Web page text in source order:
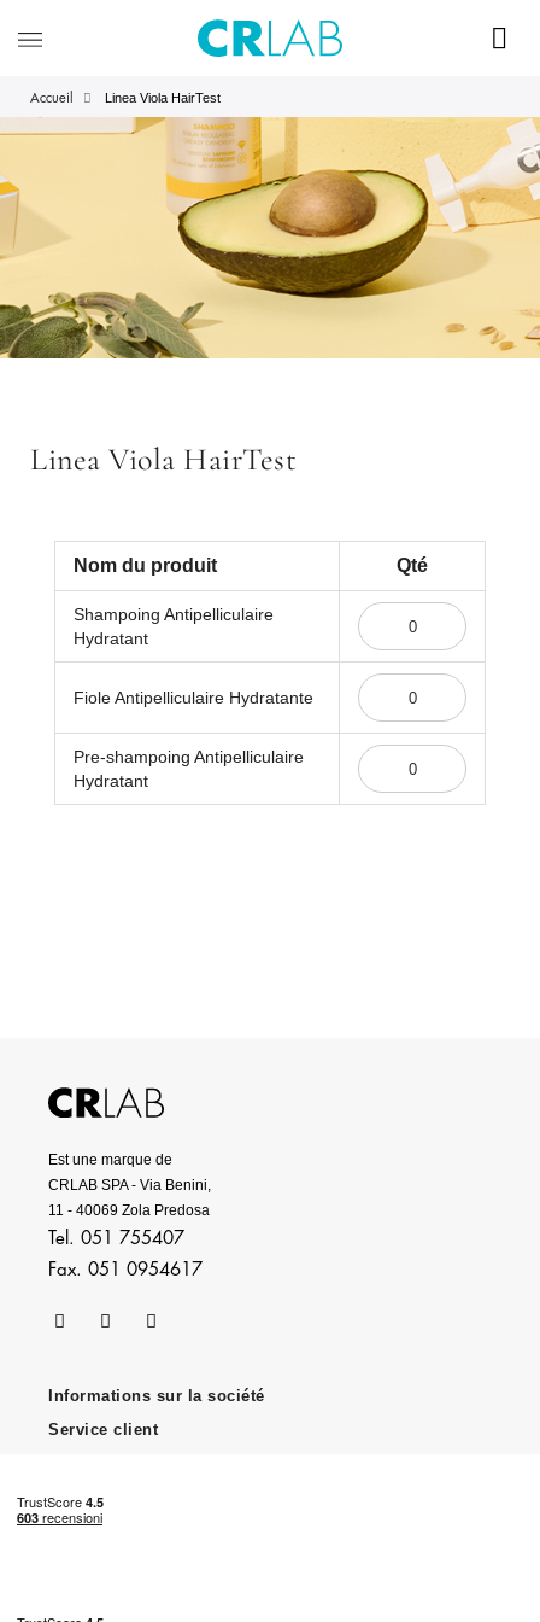
Accueil Linea Viola HairTest
Linea Viola HairTest
Articles
produit
groupé
Nom du produit Qté
Shampoing Antipelliculaire
Hydratant
Fiole Antipelliculaire Hydratante
Pre-shampoing Antipelliculaire
Hydratant
Est une marque de
CRLAB SPA - Via Benini,
11 - 40069 Zola Predosa
Tel. 051 755407
Fax. 051 0954617
Informations sur la société
Service client